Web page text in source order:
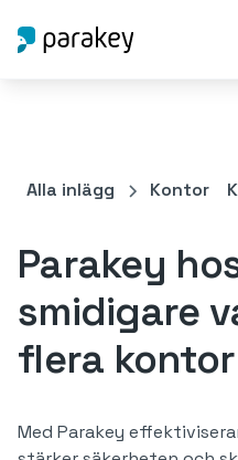
Alla inlägg Kontor
Parakey
smidigare
flera kontor
Med Parakey